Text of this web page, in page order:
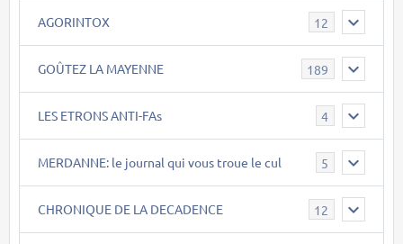
AGORINTOX 12
GOÛTEZ LA MAYENNE 189
LES ETRONS ANTI-FAs 4
MERDANNE: le journal qui vous troue le cul 5
CHRONIQUE DE LA DECADENCE 12